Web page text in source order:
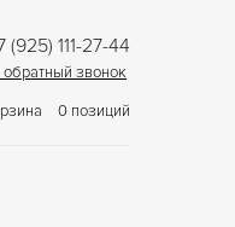
(925) 111-27-44
обратный звонок
0 позиций